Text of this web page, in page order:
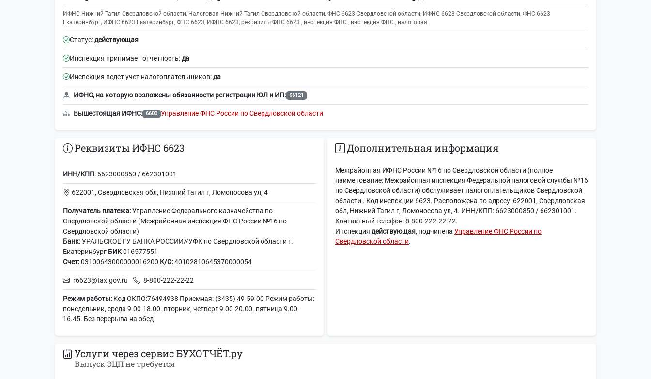
ИФНС Нижний Тагил Свердловской области, Налоговая Нижний Тагил Свердловской области, ФНС 6623 Свердловской области, ИФНС 6623 Свердловской области, ФНС 6623
Екатеринбург, ИФНС 6623 Екатеринбург, ФНС 6623, ИФНС 6623, реквизиты ФНС 6623 , инспекция ФНС , инспекция ФНС , налоговая
Статус:действующая
Инспекция принимает отчетность:да
Инспекция ведет учет налогоплательщиков:да
ИФНС, на которую возложены обязанности регистрации ЮЛ и ИП: 66121
Вышестоящая ИФНС: 6600 Управление ФНС России по Свердловской области
Реквизиты ИФНС 6623
ИНН/КПП: 6623000850 / 662301001
622001, Свердловская обл, Нижний Тагил г, Ломоносова ул, 4
Получатель платежа:Управление Федерального казначейства по
Свердловской области (Межрайонная инспекция ФНС России №16 по
Свердловской области)
Банк:УРАЛЬСКОЕ ГУ БАНКА РОССИИ//УФК по Свердловской области г.
Екатеринбург БИК016577551
Счет:03100643000000016200 К/С:40102810645370000054
r6623@tax.gov.ru 8-800-222-22-22
Режим работы: Код ОКПО:76494938 Приемная: (3435) 49-59-00 Режим работы:
понедельник, среда 9.00-18.00. вторник, четверг 9.00-20.00. пятница 9.00-
16.45. Без перерыва на обед
Дополнительная информация
Межрайонная ИФНС России №16 по Свердловской области (полное
наименование: Межрайонная инспекция Федеральной налоговой службы №16
по Свердловской области) обслуживает налогоплательщиков Свердловской
области . Код инспекции 6623. Расположена по адресу: 622001, Свердловская
обл, Нижний Тагил г, Ломоносова ул, 4. ИНН/КПП: 6623000850 / 662301001.
Контактный телефон: 8-800-222-22-22.
Инспекция действующая, подчинена Управление ФНС России по
Свердловской области.
Услуги через сервис БУХОТЧЁТ.ру
Выпуск ЭЦП не требуется